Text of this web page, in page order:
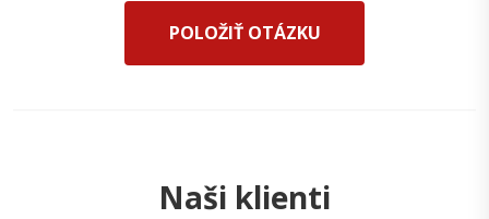
POLOŽIŤ OTÁZKU
Naši klienti